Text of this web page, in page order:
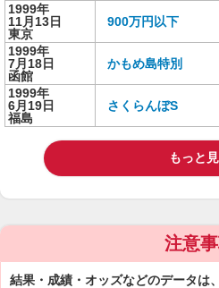
1999年
11月13日
東京
900万円以下
1999年
7月18日
函館
かもめ島特別
1999年
6月19日
福島
さくらんぼS
もっと
注意
結果・成績・オッズなどのデータは